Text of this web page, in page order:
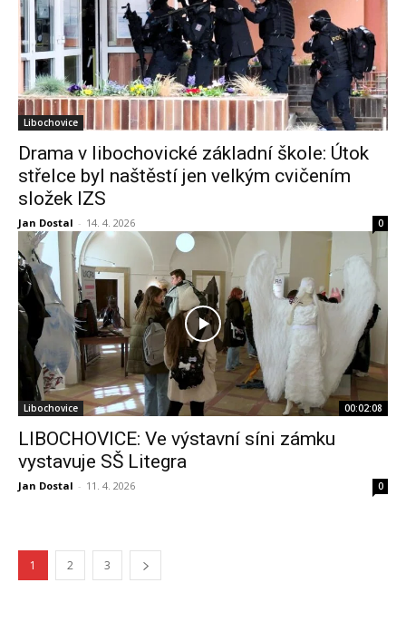
Libochovice
Drama v libochovické základní škole: Útok
střelce byl naštěstí jen velkým cvičením
složek IZS
Jan Dostal - 14. 4. 2026 0
Libochovice 00:02:08
LIBOCHOVICE: Ve výstavní síni zámku
vystavuje SŠ Litegra
Jan Dostal - 11. 4. 2026 0
1 2 3